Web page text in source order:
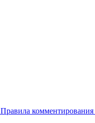
Правила комментирования